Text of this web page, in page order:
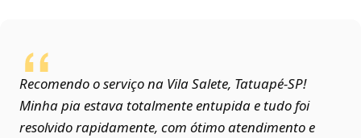
Recomendo o serviço na Vila Salete, Tatuapé‑SP!
Minha pia estava totalmente entupida e tudo foi
resolvido rapidamente, com ótimo atendimento e